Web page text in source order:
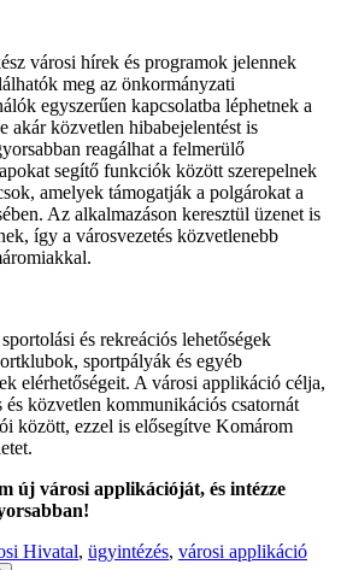
városi hírek és programok jelennek
meg az önkormányzati
egyszerűen kapcsolatba léphetnek a
akár közvetlen hibabejelentést is
reagálhat a felmerülő
segítő funkciók között szerepelnek
amelyek támogatják a polgárokat a
Az alkalmazáson keresztül üzenet is
így a városvezetés közvetlenebb
és rekreációs lehetőségek
sportpályák és egyéb
elérhetőségeit. A városi applikáció célja,
közvetlen kommunikációs csatornát
között, ezzel is elősegítve Komárom
új városi applikációját, és intézze
Hivatal, ügyintézés, városi applikáció